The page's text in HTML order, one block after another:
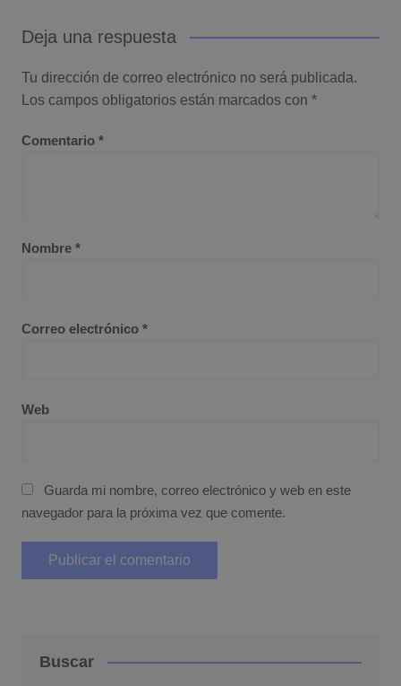
Deja una respuesta
Tu dirección de correo electrónico no será publicada.
Los campos obligatorios están marcados con *
Comentario *
Nombre *
Correo electrónico *
Web
Guarda mi nombre, correo electrónico y web en este
navegador para la próxima vez que comente.
Buscar